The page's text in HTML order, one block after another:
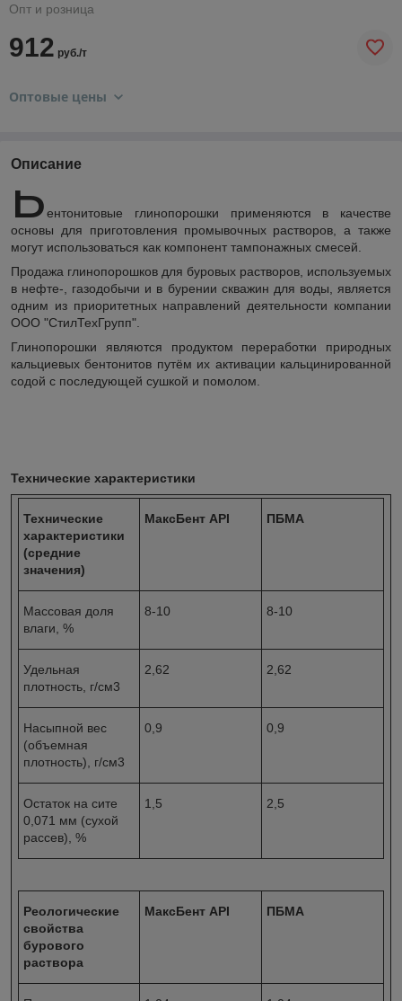
Опт и розница
912 руб./т
Оптовые цены
Описание
Бентонитовые глинопорошки применяются в качестве
основы для приготовления промывочных растворов, а также
могут использоваться как компонент тампонажных смесей.
Продажа глинопорошков для буровых растворов, используемых
в нефте-, газодобычи и в бурении скважин для воды, является
одним из приоритетных направлений деятельности компании
ООО "СтилТехГрупп".
Глинопорошки являются продуктом переработки природных
кальциевых бентонитов путём их активации кальцинированной
содой с последующей сушкой и помолом.
Технические характеристики
Технические
характеристики
(средние
значения)
МаксБент API ПБМА
Массовая доля
влаги, %
8-10 8-10
Удельная
плотность, г/см3
2,62 2,62
Насыпной вес
(объемная
плотность), г/см3
0,9 0,9
Остаток на сите
0,071 мм (сухой
рассев), %
1,5 2,5
Реологические
свойства
бурового
раствора
МаксБент API ПБМА